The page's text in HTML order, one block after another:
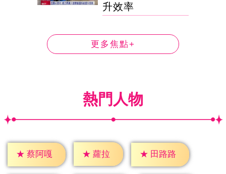
升效率
更多焦點+
熱門人物
★ 蔡阿嘎 ★ 蘿拉 ★ 田路路